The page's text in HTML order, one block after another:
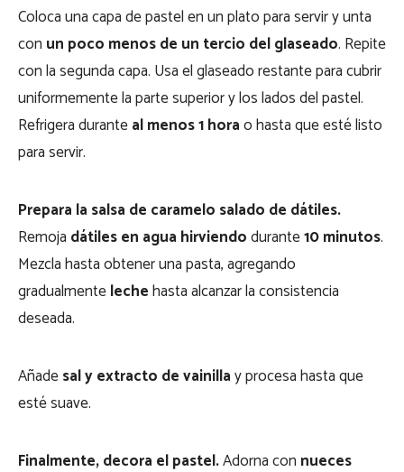
Coloca una capa de pastel en un plato para servir y unta
con un poco menos de un tercio del glaseado. Repite
con la segunda capa. Usa el glaseado restante para cubrir
uniformemente la parte superior y los lados del pastel.
Refrigera duranteal menos 1 horao hasta que esté listo
para servir.
Prepara la salsa de caramelo salado de dátiles.
Remoja dátiles en agua hirviendodurante10 minutos.
Mezcla hasta obtener una pasta, agregando
gradualmentelechehasta alcanzar la consistencia
deseada.
Añadesal y extracto de vainillay procesa hasta que
esté suave.
Finalmente, decora el pastel.Adorna con nueces